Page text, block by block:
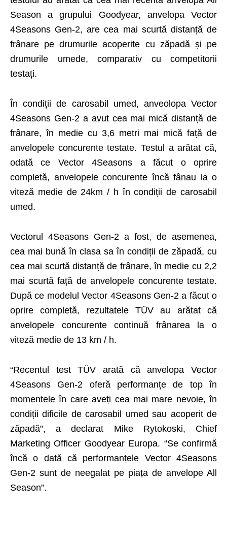
Season a grupului Goodyear, anvelopa Vector
4Seasons Gen-2, are cea mai scurtă distanță de
frânare pe drumurile acoperite cu zăpadă și pe
drumurile umede, comparativ cu competitorii
testați.
În condiții de carosabil umed, anveolopa Vector
4Seasons Gen-2 a avut cea mai mică distanță de
frânare, în medie cu 3,6 metri mai mică față de
anvelopele concurente testate. Testul a arătat că,
odată ce Vector 4Seasons a făcut o oprire
completă, anvelopele concurente încă fânau la o
viteză medie de 24km / h în condiții de carosabil
umed.
Vectorul 4Seasons Gen-2 a fost, de asemenea,
cea mai bună în clasa sa în condiții de zăpadă, cu
cea mai scurtă distanță de frânare, în medie cu 2,2
mai scurtă față de anvelopele concurente testate.
După ce modelul Vector 4Seasons Gen-2 a făcut o
oprire completă, rezultatele TÜV au arătat că
anvelopele concurente continuă frânarea la o
viteză medie de 13 km / h.
“Recentul test TÜV arată că anvelopa Vector
4Seasons Gen-2 oferă performanțe de top în
momentele în care aveți cea mai mare nevoie, în
condiții dificile de carosabil umed sau acoperit de
zăpadă”, a declarat Mike Rytokoski, Chief
Marketing Officer Goodyear Europa. “Se confirmă
încă o dată că performanțele Vector 4Seasons
Gen-2 sunt de neegalat pe piața de anvelope All
Season”.